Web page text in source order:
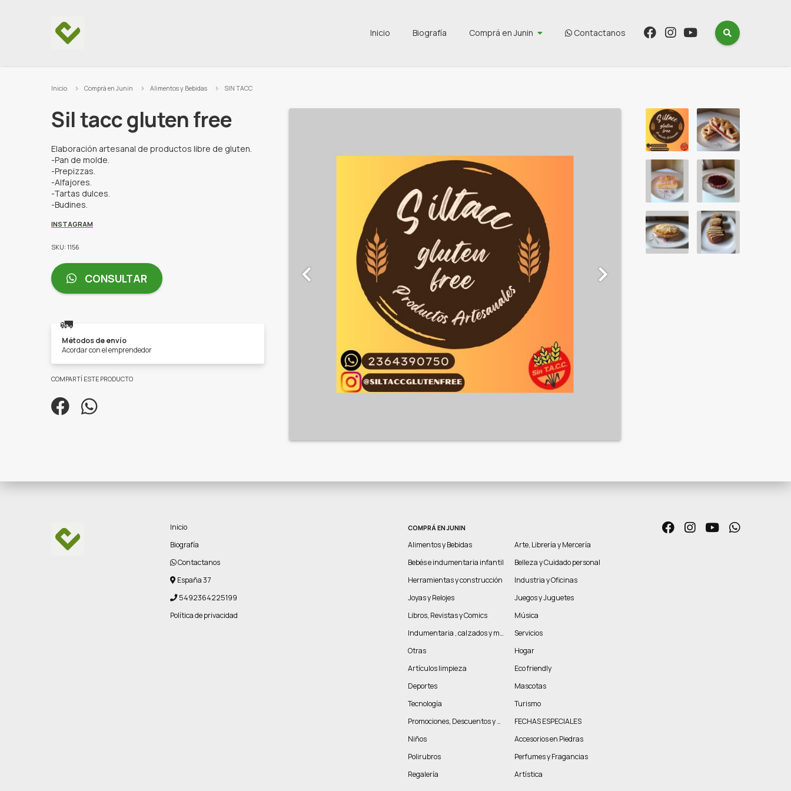
Inicio Biografía Comprá en Junin Contactanos
Inicio Comprá en Junin Alimentos y Bebidas SIN TACC
Sil tacc gluten free
Elaboración artesanal de productos libre de gluten.
-Pan de molde.
-Prepizzas.
-Alfajores.
-Tartas dulces.
-Budines.
INSTAGRAM
SKU: 1156
CONSULTAR
🚛
Métodos de envío
Acordar con el emprendedor
COMPARTÍ ESTE PRODUCTO
Inicio
Biografía
Contactanos
España 37
5492364225199
Política de privacidad
COMPRÁ EN JUNIN
Alimentos y Bebidas
Arte, Librería y Mercería
Bebés e indumentaria infantil
Belleza y Cuidado personal
Herramientas y construcción
Industria y Oficinas
Joyas y Relojes
Juegos y Juguetes
Libros, Revistas y Comics
Música
Indumentaria , calzados y marroquinería
Servicios
Otras
Hogar
Artículos limpieza
Eco friendly
Deportes
Mascotas
Tecnología
Turismo
Promociones, Descuentos y más
FECHAS ESPECIALES
Niños
Accesorios en Piedras
Polirubros
Perfumes y Fragancias
Regalería
Artística